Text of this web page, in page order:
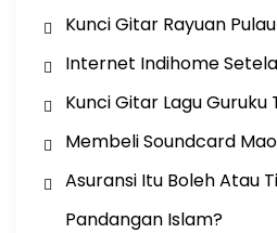
Kunci Gitar Rayuan
Internet Indihome
Kunci Gitar Lagu Guruku
Membeli Soundcard
Asuransi Itu Boleh Atau
Pandangan Islam?